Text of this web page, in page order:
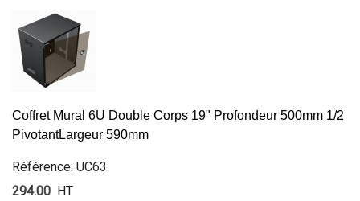
Coffret Mural 6U Double Corps 19" Profondeur 500mm 1/2
PivotantLargeur 590mm
Référence: UC63
294.00 HT